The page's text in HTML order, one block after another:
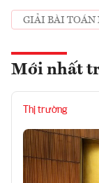
GIẢI BÀI TOÁN
Mới nhất
Thị trường